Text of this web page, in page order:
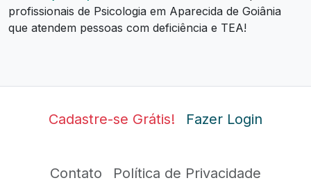
profissionais de Psicologia em Aparecida de Goiânia
que atendem pessoas com deficiência e TEA!
Cadastre-se Grátis! Fazer Login
Contato Política de Privacidade